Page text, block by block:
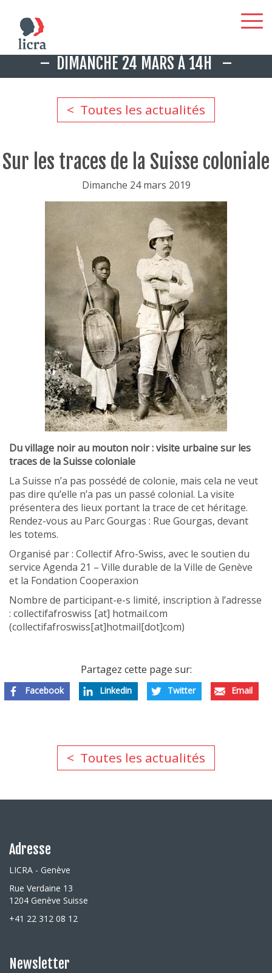
Aller
contenu
DIMANCHE 24 MARS À 14H
Toutes les actualités
Sur les traces de la Suisse coloniale
Dimanche 24 mars 2019
Du village noir au mouton noir : visite urbaine sur les
traces de la Suisse coloniale
La Suisse n’a pas possédé de colonie, mais cela ne veut
pas dire qu’elle n’a pas un passé colonial. La visite
présentera des lieux portant la trace de cet héritage.
Rendez-vous au Parc Gourgas : Rue Gourgas, devant
les totems.
Organisé par : Collectif Afro-Swiss, avec le soutien du
service Agenda 21 – Ville durable de la Ville de Genève
et la Fondation Cooperaxion
Nombre de participant-e-s limité, inscription à l’adresse
: collectifafroswiss [at] hotmail.com
(collectifafroswiss[at]hotmail[dot]com)
Partagez cette page sur:
Facebook Linkedin Twitter Email
Toutes les actualités
Adresse
LICRA - Genève
Rue Verdaine 13
1204 Genève Suisse
+41 22 312 08 12
Newsletter